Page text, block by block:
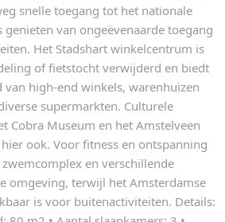
snelle toegang tot het nationale
genieten van ongeëvenaarde toegang
Het Stadshart winkelcentrum is
of fietstocht verwijderd en biedt
van high-end winkels, warenhuizen
supermarkten. Culturele
Cobra Museum en het Amstelveen
ook. Voor fitness en ontspanning
en verschillende
omgeving, terwijl het Amsterdamse
is voor buitenactiviteiten. Details: